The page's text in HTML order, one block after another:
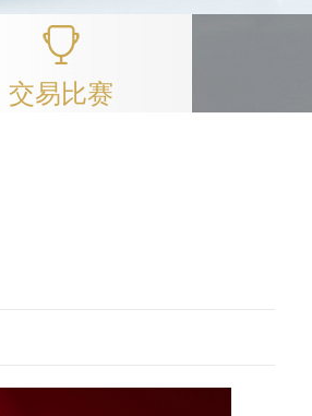
交易比赛